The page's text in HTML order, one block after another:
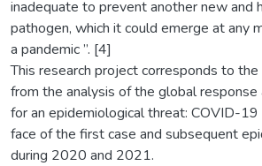
inadequate to prevent another new and
pathogen, which it could emerge at any
a pandemic ”. [4]
This research project corresponds to
from the analysis of the global response
for an epidemiological threat: COVID-19
face of the first case and subsequent
during 2020 and 2021.